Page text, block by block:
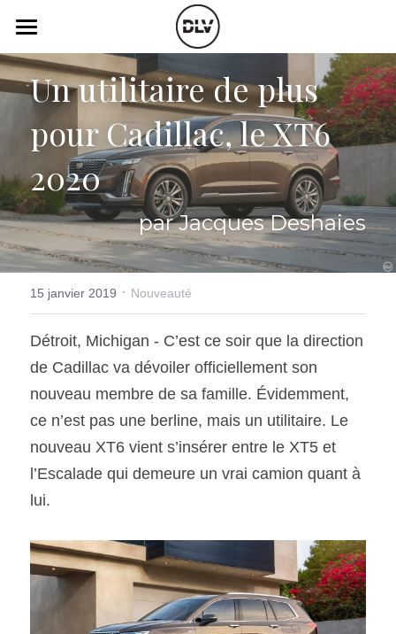
Catégories
Actualité Auto
Électrique
Histoire de chars
Art Automobile
Essais Routier
Vidéo
Podcast
Radio FM
Télé RDS
Simulateur
Rechercher
SOUMISSION RAPIDE
ASSURANCE
Un utilitaire de plus
pour Cadillac, le XT6
2020
par Jacques Deshaies
15 janvier 2019 · Nouveauté
Détroit, Michigan - C’est ce soir que la direction
de Cadillac va dévoiler officiellement son
nouveau membre de sa famille. Évidemment,
ce n’est pas une berline, mais un utilitaire. Le
nouveau XT6 vient s’insérer entre le XT5 et
l’Escalade qui demeure un vrai camion quant à
lui.
LES CATÉGORIES DE LA BOUTIQUE
Toutes les catégories